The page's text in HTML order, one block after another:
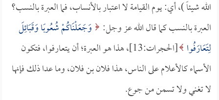
الله شيئاً )، أي: يوم القيامة لا اعتبار بالأنساب، فما العبرة بالنسب؟
العبرة بالنسب كما قال الله عز وجل:
وَجَعَلْنَاكُمْ شُعُوبًا وَقَبَائِلَ
لِتَعَارَفُوا
[الحجرات:13]، هذا هو العبرة؛ أن يتعارفوا، فتكون
الأسماء كالأعلام على الناس، هذا فلان بن فلان، وما عدا ذلك فإنها
لا تغني ولا تسمن من جوع.